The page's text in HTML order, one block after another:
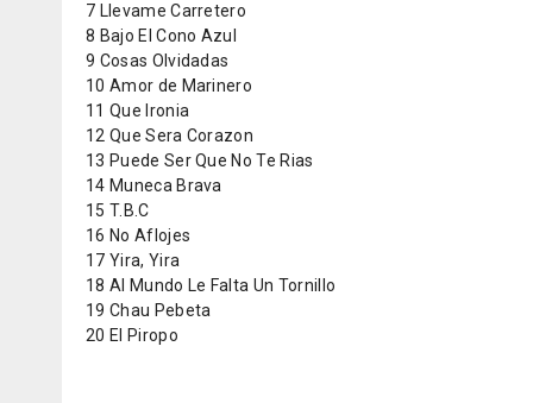
7 Llevame Carretero
8 Bajo El Cono Azul
9 Cosas Olvidadas
10 Amor de Marinero
11 Que Ironia
12 Que Sera Corazon
13 Puede Ser Que No Te Rias
14 Muneca Brava
15 T.B.C
16 No Aflojes
17 Yira, Yira
18 Al Mundo Le Falta Un Tornillo
19 Chau Pebeta
20 El Piropo